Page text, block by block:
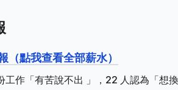
點我查看全部薪水）
作「有苦說不出 」，22 人認為「想換